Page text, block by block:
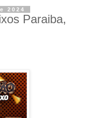
2024
Paraiba,